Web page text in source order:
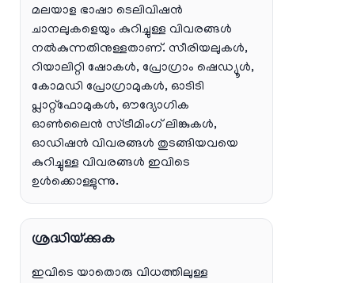
മലയാള ഭാഷാ ടെലിവിഷൻ
ചാനലുകളെയും കുറിച്ചുള്ള വിവരങ്ങൾ
നൽകുന്നതിനുള്ളതാണ്. സീരിയലുകൾ,
റിയാലിറ്റി ഷോകൾ, പ്രോഗ്രാം ഷെഡ്യൂൾ,
കോമഡി പ്രോഗ്രാമുകൾ, ഓടിടി
പ്ലാറ്റ്‌ഫോമുകൾ, ഔദ്യോഗിക
ഓൺലൈൻ സ്ട്രീമിംഗ് ലിങ്കുകൾ,
ഓഡിഷൻ വിവരങ്ങൾ തുടങ്ങിയവയെ
കുറിച്ചുള്ള വിവരങ്ങൾ ഇവിടെ
ഉൾക്കൊള്ളുന്നു.
ശ്രദ്ധിയ്ക്കുക
ഇവിടെ യാതൊരു വിധത്തിലുള്ള